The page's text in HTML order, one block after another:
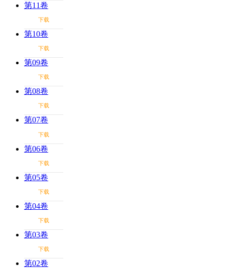
第11卷
下载
第10卷
下载
第09卷
下载
第08卷
下载
第07卷
下载
第06卷
下载
第05卷
下载
第04卷
下载
第03卷
下载
第02卷